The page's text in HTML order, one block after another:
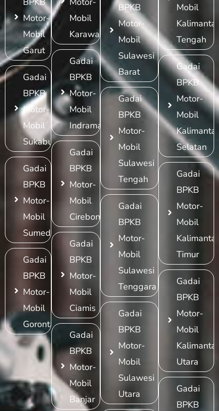
Motor-
Mobil
Garut
Gadai
BPKB
Motor-
Mobil
Sukabumi
Gadai
BPKB
Motor-
Mobil
Sumedang
Gadai
BPKB
Motor-
Mobil
Gorontalo
Mobil
Karawang
Gadai
BPKB
Motor-
Mobil
Indramayu
Gadai
BPKB
Motor-
Mobil
Cirebon
Gadai
BPKB
Motor-
Mobil
Ciamis
Gadai
BPKB
Motor-
Mobil
Banjar
BPKB
Motor-
Mobil
Sulawesi
Barat
Gadai
BPKB
Motor-
Mobil
Sulawesi
Tengah
Gadai
BPKB
Motor-
Mobil
Sulawesi
Tenggara
Gadai
BPKB
Motor-
Mobil
Sulawesi
Utara
Mobil
Tengah
Gadai
BPKB
Motor-
Mobil
Selatan
Gadai
BPKB
Motor-
Mobil
Timur
Gadai
BPKB
Motor-
Mobil
Utara
Gadai
BPKB